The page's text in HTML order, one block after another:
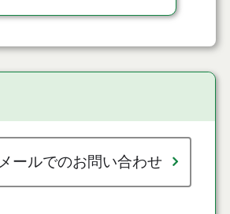
メールでのお問い合わせ